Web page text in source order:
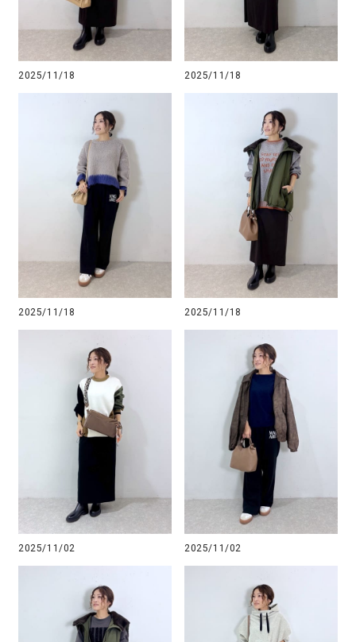
2025/11/18 2025/11/18
2025/11/18 2025/11/18
2025/11/02 2025/11/02